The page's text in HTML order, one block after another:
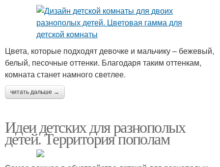
Цвета, которые подходят девочке и мальчику – бежевый,
белый, песочные оттенки. Благодаря таким оттенкам,
комната станет намного светлее.
читать дальше →
Идеи детских для разнополых
детей. Территория пополам